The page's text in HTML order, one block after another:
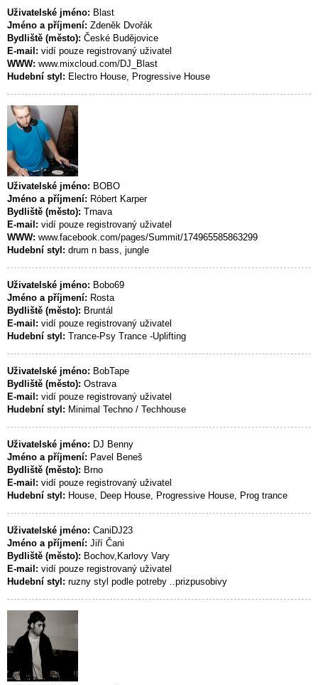
Uživatelské jméno: Blast
Jméno a příjmení: Zdeněk Dvořák
Bydliště (město): České Budějovice
E-mail: vidí pouze registrovaný uživatel
WWW: www.mixcloud.com/DJ_Blast
Hudební styl: Electro House, Progressive House
Uživatelské jméno: BOBO
Jméno a příjmení: Róbert Karper
Bydliště (město): Trnava
E-mail: vidí pouze registrovaný uživatel
WWW: www.facebook.com/pages/Summit/174965585863299
Hudební styl: drum n bass, jungle
Uživatelské jméno: Bobo69
Jméno a příjmení: Rosta
Bydliště (město): Bruntál
E-mail: vidí pouze registrovaný uživatel
Hudební styl: Trance-Psy Trance -Uplifting
Uživatelské jméno: BobTape
Bydliště (město): Ostrava
E-mail: vidí pouze registrovaný uživatel
Hudební styl: Minimal Techno / Techhouse
Uživatelské jméno: DJ Benny
Jméno a příjmení: Pavel Beneš
Bydliště (město): Brno
E-mail: vidí pouze registrovaný uživatel
Hudební styl: House, Deep House, Progressive House, Prog trance
Uživatelské jméno: CaniDJ23
Jméno a příjmení: Jiří Čani
Bydliště (město): Bochov,Karlovy Vary
E-mail: vidí pouze registrovaný uživatel
Hudební styl: ruzny styl podle potreby ..prizpusobivy